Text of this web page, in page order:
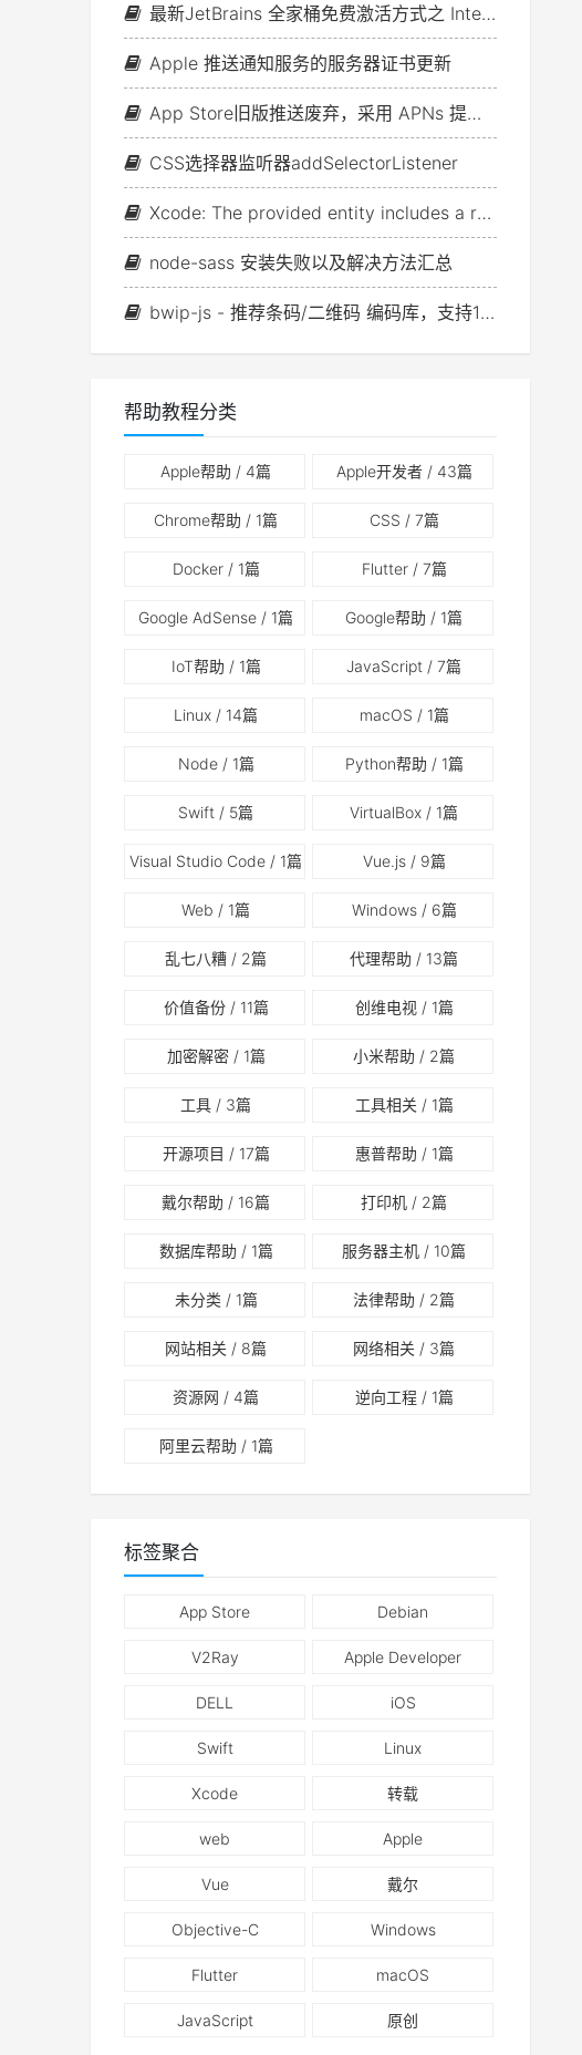
最新JetBrains 全家桶免费激活方式之 IntelliJ IDEA 篇
Apple 推送通知服务的服务器证书更新
App Store旧版推送废弃，采用 APNs 提供商 API 的最后限期已更新
CSS选择器监听器addSelectorListener
Xcode: The provided entity includes a relationship with an invalid value
node-sass 安装失败以及解决方法汇总
bwip-js - 推荐条码/二维码 编码库，支持110种编码格式
帮助教程分类
Apple帮助 / 4篇 Apple开发者/ 43篇
Chrome帮助 / 1篇 CSS / 7篇
Docker/ 1篇 Flutter/ 7篇
Google AdSense / 1篇 Google帮助 / 1篇
IoT帮助 / 1篇 JavaScript / 7篇
Linux / 14篇 macOS / 1篇
Node/ 1篇 Python帮助 / 1篇
Swift / 5篇 VirtualBox / 1篇
Visual Studio Code / 1篇 Vue.js/ 9篇
Web / 1篇 Windows/ 6篇
乱七八糟 / 2篇 代理帮助 / 13篇
价值备份/ 11篇 创维电视 / 1篇
加密解密/ 1篇 小米帮助 / 2篇
工具 / 3篇 工具相关 / 1篇
开源项目 / 17篇 惠普帮助 / 1篇
戴尔帮助 / 16篇 打印机 / 2篇
数据库帮助 / 1篇 服务器主机 / 10篇
未分类 / 1篇 法律帮助 / 2篇
网站相关 / 8篇 网络相关 / 3篇
资源网 / 4篇 逆向工程/ 1篇
阿里云帮助 / 1篇
标签聚合
App Store Debian
V2Ray Apple Developer
DELL iOS
Swift Linux
Xcode 转载
web Apple
Vue 戴尔
Objective-C Windows
Flutter macOS
JavaScript 原创